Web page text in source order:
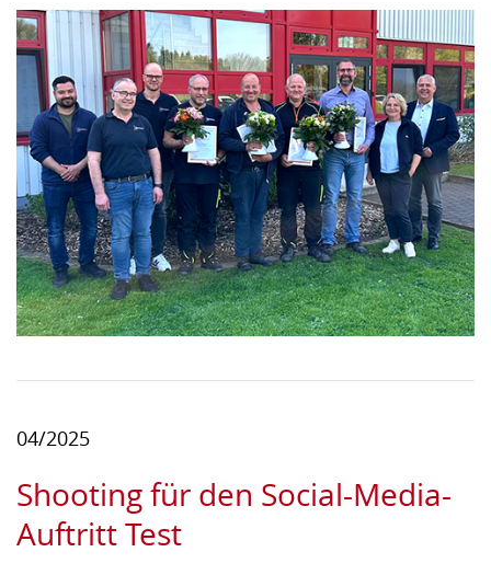
04/2025
Shooting für den Social-Media-
Auftritt Test